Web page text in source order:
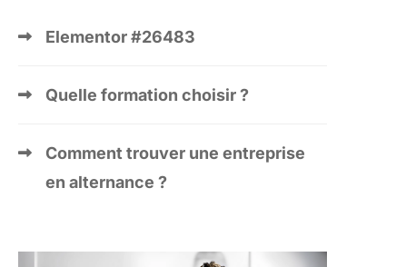
Elementor #26483
Quelle formation choisir ?
Comment trouver une entreprise
en alternance ?